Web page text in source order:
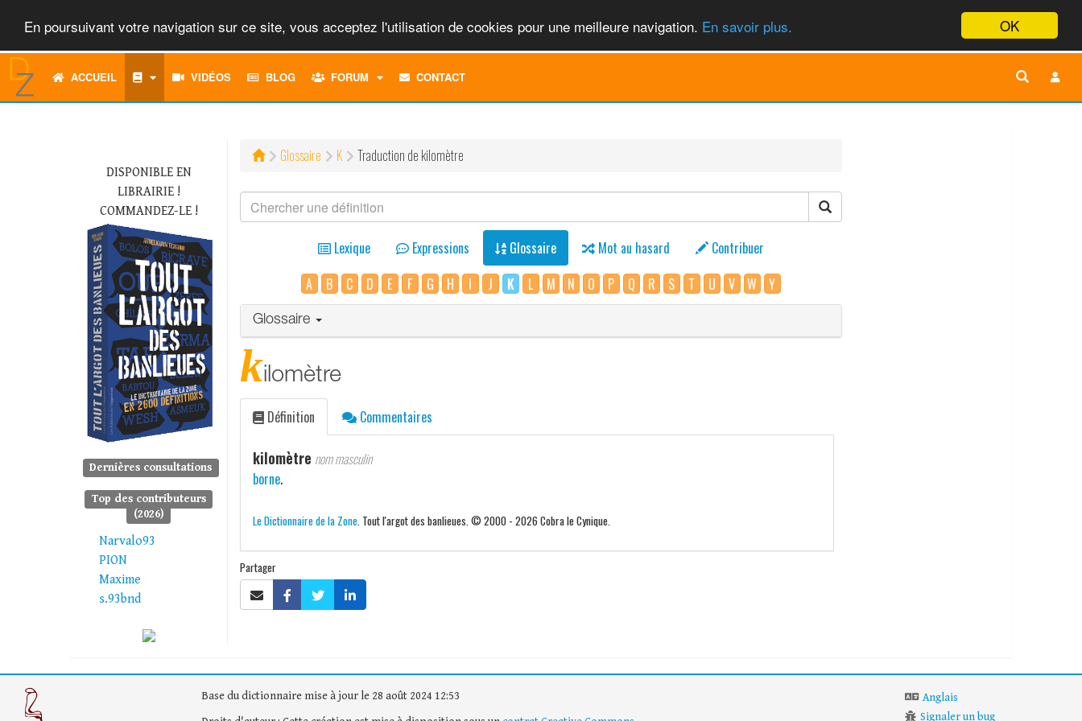
OK
En poursuivant votre navigation sur ce site, vous acceptez l'utilisation de cookies pour une meilleure navigation. En savoir plus.
ACCUEIL VIDÉOS BLOG FORUM
TOGGLECONTACT
DISPONIBLE EN
LIBRAIRIE !
COMMANDEZ-LE !
Dernières consultations
Top des contributeurs
(2026)
Narvalo93
PION
Maxime
s.93bnd
Glossaire K Traduction de kilomètre
Lexique Expressions Glossaire Mot au hasard
Contribuer
A
B C D E F G H I J K L M N O P Q R S T U V W Y
Glossaire
kilomètre
Définition Commentaires
kilomètre nom masculin
borne.
Le Dictionnaire de la Zone. Tout l'argot des banlieues. © 2000 - 2026 Cobra le Cynique.
Partager
Base du dictionnaire mise à jour le 28 août 2024 12:53
Anglais
Signaler un bug